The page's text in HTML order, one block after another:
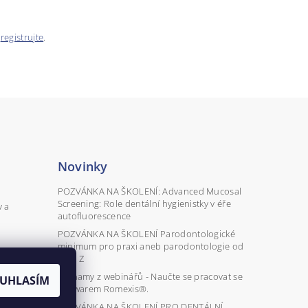
registrujte.
a
Novinky
POZVÁNKA NA ŠKOLENÍ: Advanced Mucosal
Screening: Role dentální hygienistky v éře
autofluorescence
POZVÁNKA NA ŠKOLENÍ Parodontologické
minimum pro praxi aneb parodontologie od
A do Z
Záznamy z webinářů - Naučte se pracovat se
softwarem Romexis®.